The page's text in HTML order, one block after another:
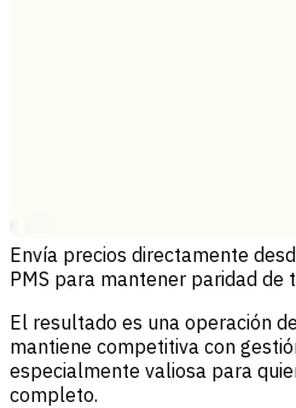
Envía precios directamente
PMS para mantener paridad de
El resultado es una operación
mantiene competitiva con
especialmente valiosa para
completo.